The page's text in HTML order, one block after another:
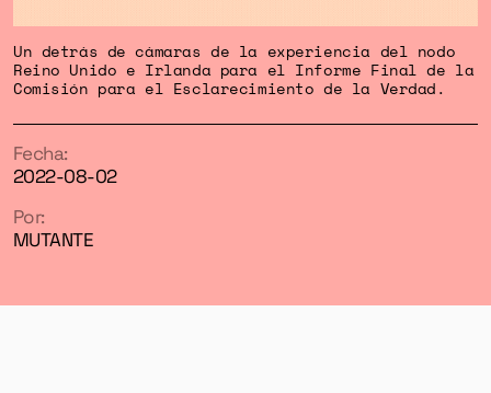
Un detrás de cámaras de la experiencia del nodo
Reino Unido e Irlanda para el Informe Final de la
Comisión para el Esclarecimiento de la Verdad.
Fecha:
2022-08-02
Por:
MUTANTE